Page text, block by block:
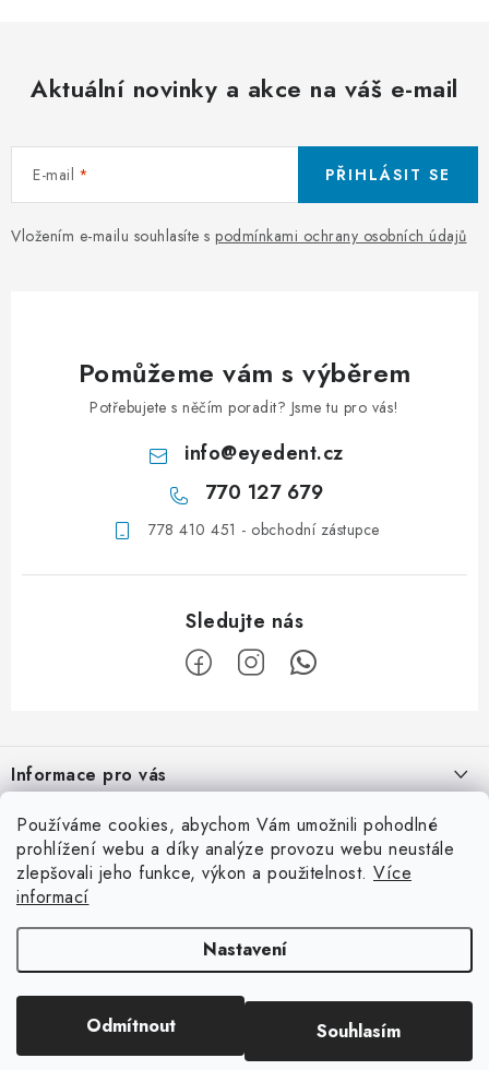
Používáme cookies, abychom Vám umožnili pohodlné
prohlížení webu a díky analýze provozu webu neustále
zlepšovali jeho funkce, výkon a použitelnost. Více
informací
Nastavení
Odmítnout Souhlasím
Aktuální novinky a akce na váš e-mail
E-mail
Vložením e-mailu souhlasíte s podmínkami ochrany osobních údajů
PŘIHLÁSIT SE
Pomůžeme vám s výběrem
Potřebujete s něčím poradit? Jsme tu pro vás!
info@eyedent.cz
770 127 679
778 410 451 - obchodní zástupce
pInformace pro vás
Obchodní podmínky
Podmínky ochrany osobních údajů
Kontaktní formulář
Užitečné info
Ordinace
Odkazy
Kontaktní adresa
eyedent, s.r.o.
Na Hraničkách 313/19
682 01 Vyškov
Vytvořil Shoptet
. Všechna práva vyhrazena.
Upravit nastavení